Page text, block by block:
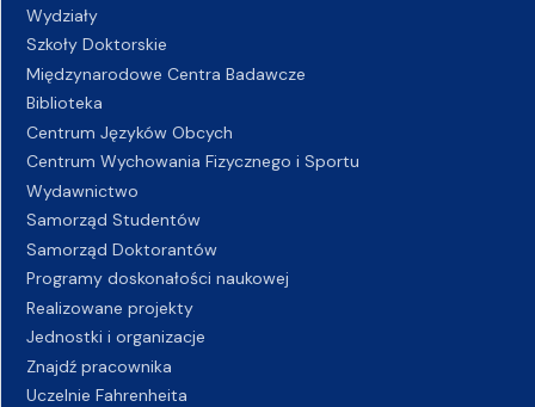
Wydziały
Szkoły Doktorskie
Międzynarodowe Centra Badawcze
Biblioteka
Centrum Języków Obcych
Centrum Wychowania Fizycznego i Sportu
Wydawnictwo
Samorząd Studentów
Samorząd Doktorantów
Programy doskonałości naukowej
Realizowane projekty
Jednostki i organizacje
Znajdź pracownika
Uczelnie Fahrenheita